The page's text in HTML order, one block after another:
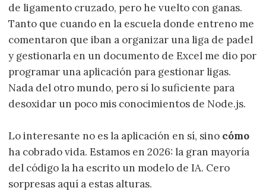
de ligamento cruzado, pero he vuelto con ganas.
Tanto que cuando en la escuela donde entreno me
comentaron que iban a organizar una liga de padel
y gestionarla en un documento de Excel me dio por
programar una aplicación para gestionar ligas.
Nada del otro mundo, pero sí lo suficiente para
desoxidar un poco mis conocimientos de Node.js.
Lo interesante no es la aplicación en sí, sino cómo
ha cobrado vida. Estamos en 2026: la gran mayoría
del código la ha escrito un modelo de IA. Cero
sorpresas aquí a estas alturas.